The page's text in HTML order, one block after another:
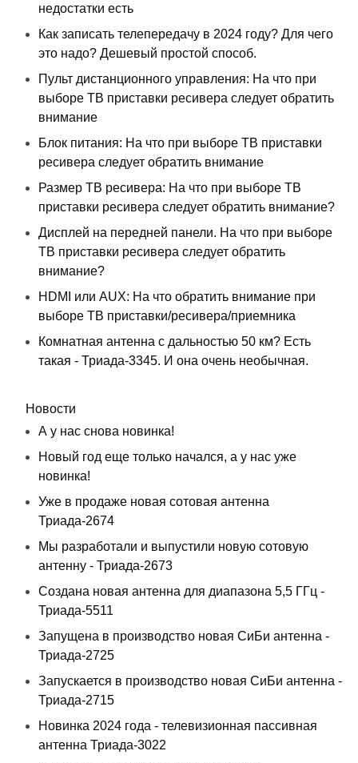
недостатки есть
Как записать телепередачу в 2024 году? Для чего
это надо? Дешевый простой способ.
Пульт дистанционного управления: На что при
выборе ТВ приставки ресивера следует обратить
внимание
Блок питания: На что при выборе ТВ приставки
ресивера следует обратить внимание
Размер ТВ ресивера: На что при выборе ТВ
приставки ресивера следует обратить внимание?
Дисплей на передней панели. На что при выборе
ТВ приставки ресивера следует обратить
внимание?
HDMI или AUX: На что обратить внимание при
выборе ТВ приставки/ресивера/приемника
Комнатная антенна с дальностью 50 км? Есть
такая - Триада-3345. И она очень необычная.
Новости
А у нас снова новинка!
Новый год еще только начался, а у нас уже
новинка!
Уже в продаже новая сотовая антенна
Триада-2674
Мы разработали и выпустили новую сотовую
антенну - Триада-2673
Создана новая антенна для диапазона 5,5 ГГц -
Триада-5511
Запущена в производство новая СиБи антенна -
Триада-2725
Запускается в производство новая СиБи антенна -
Триада-2715
Новинка 2024 года - телевизионная пассивная
антенна Триада-3022